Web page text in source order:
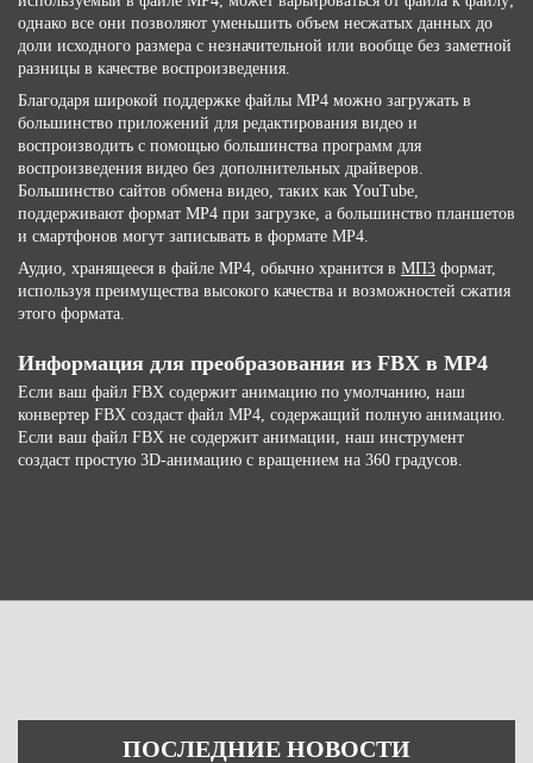
однако все они позволяют уменьшить объем несжатых данных до
доли исходного размера с незначительной или вообще без заметной
разницы в качестве воспроизведения.
Благодаря широкой поддержке файлы MP4 можно загружать в
большинство приложений для редактирования видео и
воспроизводить с помощью большинства программ для
воспроизведения видео без дополнительных драйверов.
Большинство сайтов обмена видео, таких как YouTube,
поддерживают формат MP4 при загрузке, а большинство планшетов
и смартфонов могут записывать в формате MP4.
Аудио, хранящееся в файле MP4, обычно хранится в МП3 формат,
используя преимущества высокого качества и возможностей сжатия
этого формата.
Информация для преобразования из FBX в MP4
Если ваш файл FBX содержит анимацию по умолчанию, наш
конвертер FBX создаст файл MP4, содержащий полную анимацию.
Если ваш файл FBX не содержит анимации, наш инструмент
создаст простую 3D-анимацию с вращением на 360 градусов.
ПОСЛЕДНИЕ НОВОСТИ